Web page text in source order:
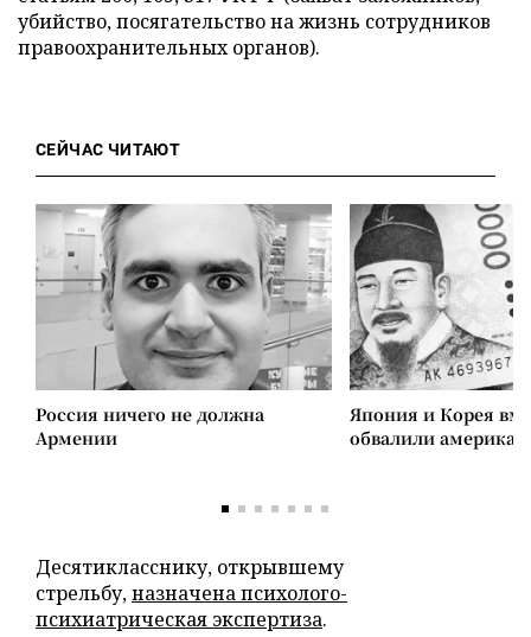
убийство, посягательство на жизнь сотрудников
правоохранительных органов).
СЕЙЧАС ЧИТАЮТ
Россия ничего не должна
Армении
Япония и Корея
обвалили
Десятикласснику, открывшему
стрельбу,назначена психолого-
психиатрическая экспертиза.